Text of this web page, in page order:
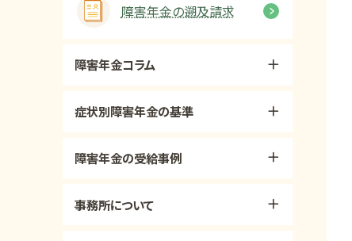
障害年金の遡及請求
障害年金コラム
症状別障害年金の基準
障害年金の受給事例
事務所について